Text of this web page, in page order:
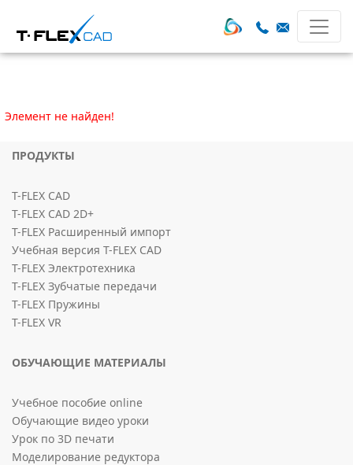
Элемент не найден!
ПРОДУКТЫ
T-FLEX CAD
T-FLEX CAD 2D+
T-FLEX Расширенный импорт
Учебная версия T-FLEX CAD
T-FLEX Электротехника
T-FLEX Зубчатые передачи
T-FLEX Пружины
T-FLEX VR
ОБУЧАЮЩИЕ МАТЕРИАЛЫ
Учебное пособие online
Обучающие видео уроки
Урок по 3D печати
Моделирование редуктора